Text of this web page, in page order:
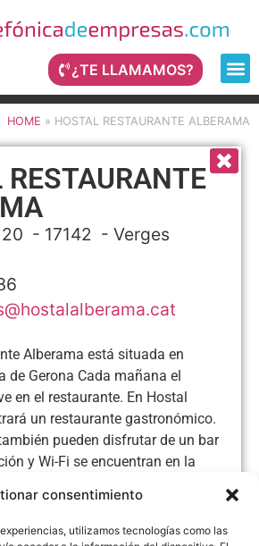
consentimiento
utilizamos tecnologías como las
¿TE LLAMAMOS?
HOME » HOSTAL RESTAURANTE ALBERAMA
RESTAURANTE
- 17142 -Verges
Alberama está situada en
de Gerona Cada mañana el
en el restaurante. En Hostal
un restaurante gastronómico.
pueden disfrutar de un bar
y Wi-Fi se encuentran en la
de 18 habitaciones y llega
de WIFI inalámbrico